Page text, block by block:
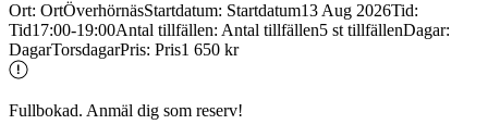
Ort: OrtÖverhörnäsStartdatum: Startdatum13 Aug 2026Tid:
Tid17:00-19:00Antal tillfällen: Antal tillfällen5 st tillfällenDagar:
DagarTorsdagarPris: Pris1 650 kr
Fullbokad. Anmäl dig som reserv!